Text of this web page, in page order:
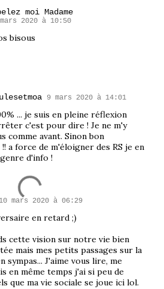
moi Madame
2020 à 10:50
bisous
9 mars 2020 à 14:01
... je suis en pleine réflexion
c'est pour dire ! Je ne m'y
comme avant. Sinon bon
a force de m'éloigner des RS je en
d'info !
10 mars 2020 à 06:29
en retard ;)
cette vision sur notre vie bien
mais mes petits passages sur la
sympas... J'aime vous lire, me
en même temps j'ai si peu de
que ma vie sociale se joue ici lol.